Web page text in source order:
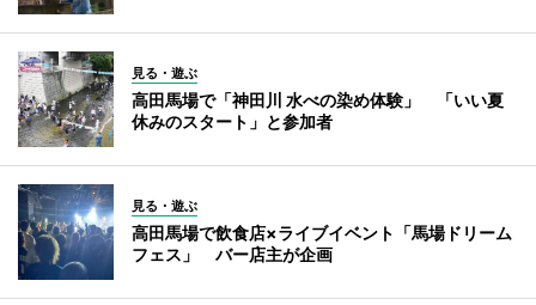
見る・遊ぶ
高田馬場で「神田川 水べの染め体験」 「いい夏
休みのスタート」と参加者
見る・遊ぶ
高田馬場で飲食店×ライブイベント「馬場ドリーム
フェス」 バー店主が企画